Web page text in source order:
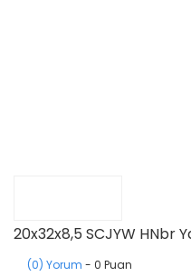
20x32x8,5 SCJYW HNbr
(0) Yorum - 0 Puan